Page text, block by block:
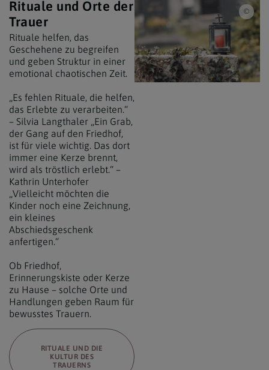
Rituale und Orte der
Trauer
Rituale helfen, das
Geschehene zu begreifen
und geben Struktur in einer
emotional chaotischen Zeit.
„Es fehlen Rituale, die helfen,
das Erlebte zu verarbeiten.“
– Silvia Langthaler „Ein Grab,
der Gang auf den Friedhof,
ist für viele wichtig. Das dort
immer eine Kerze brennt,
wird als tröstlich erlebt.“ –
Kathrin Unterhofer
„Vielleicht möchten die
Kinder noch eine Zeichnung,
ein kleines
Abschiedsgeschenk
anfertigen.“
Ob Friedhof,
Erinnerungskiste oder Kerze
zu Hause – solche Orte und
Handlungen geben Raum für
bewusstes Trauern.
RITUALE UND DIE
KULTUR DES
TRAUERNS